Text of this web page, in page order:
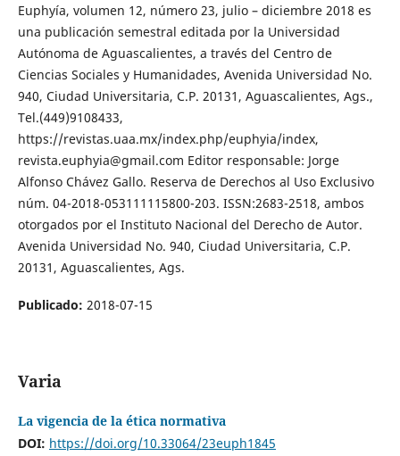
Euphyía, volumen 12, número 23, julio – diciembre 2018 es
una publicación semestral editada por la Universidad
Autónoma de Aguascalientes, a través del Centro de
Ciencias Sociales y Humanidades, Avenida Universidad No.
940, Ciudad Universitaria, C.P. 20131, Aguascalientes, Ags.,
Tel.(449)9108433,
https://revistas.uaa.mx/index.php/euphyia/index,
revista.euphyia@gmail.com Editor responsable: Jorge
Alfonso Chávez Gallo. Reserva de Derechos al Uso Exclusivo
núm. 04-2018-053111115800-203. ISSN:2683-2518, ambos
otorgados por el Instituto Nacional del Derecho de Autor.
Avenida Universidad No. 940, Ciudad Universitaria, C.P.
20131, Aguascalientes, Ags.
Publicado: 2018-07-15
Varia
La vigencia de la ética normativa
DOI: https://doi.org/10.33064/23euph1845